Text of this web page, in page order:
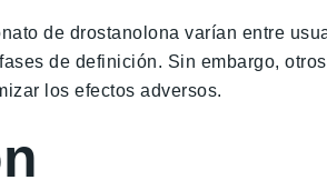
de drostanolona varían entre
de definición. Sin embargo,
los efectos adversos.